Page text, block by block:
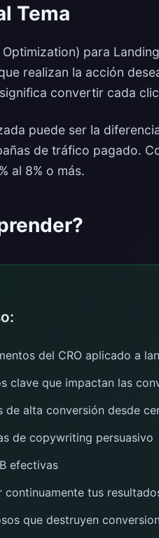
Tema
Optimization) para
realizan la acción
convertir cada
puede ser la
de tráfico pagado.
al 8% o más.
del CRO aplicado a
clave que impactan las
de alta conversión desde
de copywriting persuasivo
efectivas
continuamente tus
que destruyen